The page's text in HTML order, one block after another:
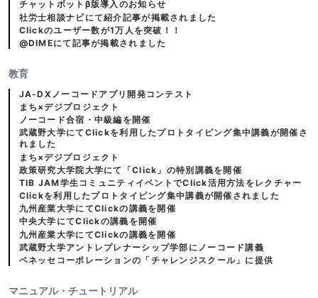
チャットボットβ版導入のお知らせ
社労士相談ナビにて紹介記事が掲載されました
Clickのユーザー数が1万人を突破！！
@DIMEにて記事が掲載されました
教育
JA-DXノーコードアプリ開発コンテスト
まち×デジプロジェクト
ノーコード合宿・中級編を開催
武蔵野大学にてClickを利用したプロトタイピング集中講義が開催さ
れました
まち×デジプロジェクト
政策研究大学院大学にて「Click」の特別講義を開催
TIB JAM学生コミュニティイベントでClick活用方法をレクチャー
Clickを利用したプロトタイピング集中講義が開催されました
九州産業大学にてClickの講義を開催
中央大学にてClickの講義を開催
九州産業大学にてClickの講義を開催
武蔵野大学アントレプレナーシップ学部にノーコード講義
ベネッセコーポレーションの「チャレンジスクール」に提供
マニュアル・チュートリアル